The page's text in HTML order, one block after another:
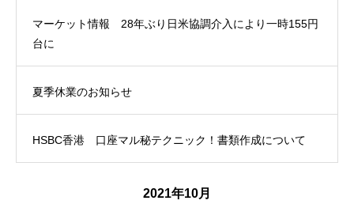
マーケット情報 28年ぶり日米協調介入により一時155円
台に
夏季休業のお知らせ
HSBC香港 口座マル秘テクニック！書類作成について
2021年10月